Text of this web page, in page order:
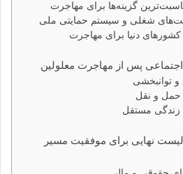
گزینه‌ها برای مهاجرت
شغلی و سیستم حمایتی ملی
دنیا برای مهاجرت
پس از مهاجرت معلولین
و توانبخشی
و نقل
مستقل
نهایی برای موفقیت مسیر